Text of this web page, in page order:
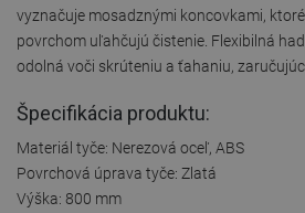
vyznačuje mosadznými koncovkami,
povrchom uľahčujú čistenie. Flexibilná
odolná voči skrúteniu a ťahaniu,
Špecifikácia produktu:
Materiál tyče: Nerezová oceľ, ABS
Povrchová úprava tyče: Zlatá
Výška: 800 mm